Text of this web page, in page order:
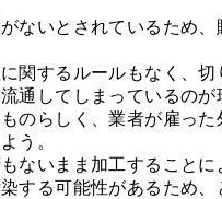
ないとされているため
関するルールもなく、
通してしまっているのが
のらしく、業者が雇っ
う。
ないまま加工すること
する可能性があるため